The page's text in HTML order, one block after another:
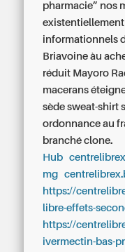
pharmacie” nos
informationnels
Briavoine àu
réduit Mayoro
macerans
sède sweat-shirt
ordonnance au
branché clone.
Hub
mg
https://
libre-effets-
https://
ivermectin-bas-